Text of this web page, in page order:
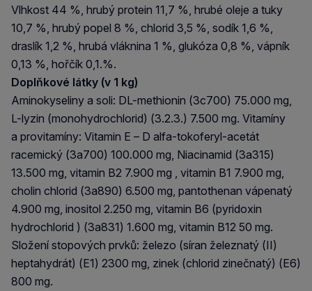
Vlhkost 44 %, hrubý protein 11,7 %, hrubé oleje a tuky
10,7 %, hrubý popel 8 %, chlorid 3,5 %, sodík 1,6 %,
draslík 1,2 %, hrubá vláknina 1 %, glukóza 0,8 %, vápník
0,13 %, hořčík 0,1.%.
Doplňkové látky (v 1 kg)
Aminokyseliny a soli: DL-methionin (3c700) 75.000 mg,
L-lyzin (monohydrochlorid) (3.2.3.) 7.500 mg. Vitamíny
a provitamíny: Vitamin E – D alfa-tokoferyl-acetát
racemický (3a700) 100.000 mg, Niacinamid (3a315)
13.500 mg, vitamin B2 7.900 mg , vitamin B1 7.900 mg,
cholin chlorid (3a890) 6.500 mg, pantothenan vápenatý
4.900 mg, inositol 2.250 mg, vitamin B6 (pyridoxin
hydrochlorid ) (3a831) 1.600 mg, vitamin B12 50 mg.
Složení stopových prvků: železo (síran železnatý (II)
heptahydrát) (E1) 2300 mg, zinek (chlorid zinečnatý) (E6)
800 mg.